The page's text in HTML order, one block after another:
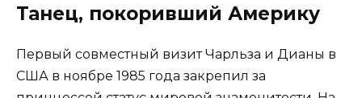
Танец, покоривший Америку
Первый совместный визит Чарльза и Дианы в
США в ноябре 1985 года закрепил за